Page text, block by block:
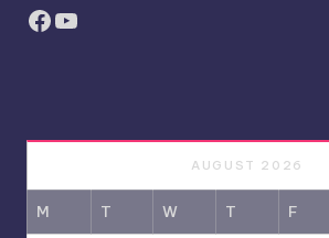
Facebook
YouTube
AUGUST 2026
M T W T F